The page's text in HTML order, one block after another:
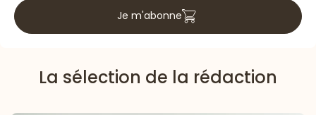
Je m'abonne
La sélection de la rédaction